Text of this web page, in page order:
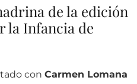
de la edición
la Infancia de
con Carmen Lomana